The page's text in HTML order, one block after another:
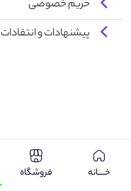
حریم خصوصی
پیشنهادات و انتقادات
خـــــانه فروشگاه